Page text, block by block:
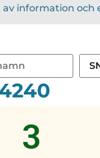
av information och
3